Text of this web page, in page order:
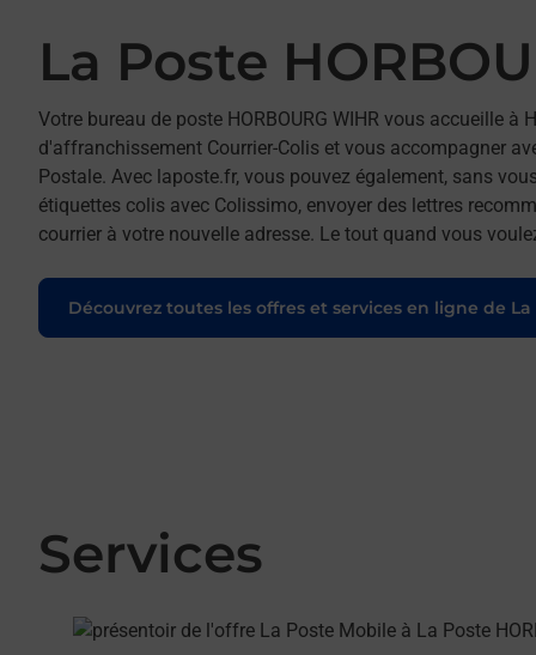
La Poste
Votre bureau de poste HORBOURG WIHR vous accueille à
d'affranchissement Courrier-Colis et vous accompagner
Postale. Avec laposte.fr, vous pouvez également, sans
étiquettes colis avec Colissimo, envoyer des lettres
courrier à votre nouvelle adresse. Le tout quand vous
Découvrez toutes les offres et services en ligne de La
Services
En savoir plus